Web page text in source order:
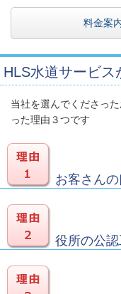
料金案
HLS水道サービス
当社を選んでくださっ
った理由３つです
お客さん
役所の公